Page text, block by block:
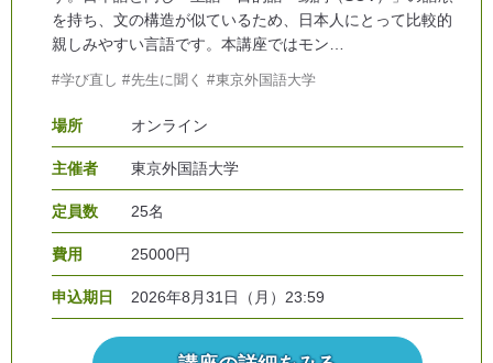
を持ち、文の構造が似ているため、日本人にとって比較的
親しみやすい言語です。本講座ではモン…
学び直し 先生に聞く 東京外国語大学
場所 オンライン
主催者 東京外国語大学
定員数 25名
費用 25000円
申込期日 2026年8月31日（月）23:59